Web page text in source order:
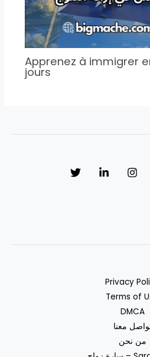
Apprenez à immigrer
jours
Privacy
Terms of
DMCA
معنا
من نحن